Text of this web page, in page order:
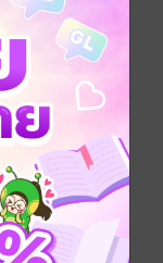
รด้วยค่ะ